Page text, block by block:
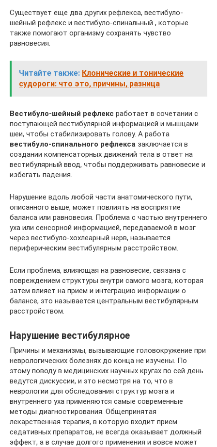
Существует еще два других рефлекса, вестибуло-
шейный рефлекс и вестибуло-спинальный , которые
также помогают организму сохранять чувство
равновесия.
Читайте также: Клонические и тонические
судороги: что это, причины, разница
Вестибуло-шейный рефлекс работает в сочетании с
поступающей вестибулярной информацией и мышцами
шеи, чтобы стабилизировать голову. А работа
вестибуло-спинального рефлекса заключается в
создании компенсаторных движений тела в ответ на
вестибулярный ввод, чтобы поддерживать равновесие и
избегать падения.
Нарушение вдоль любой части анатомического пути,
описанного выше, может повлиять на восприятие
баланса или равновесия. Проблема с частью внутреннего
уха или сенсорной информацией, передаваемой в мозг
через вестибуло-хохлеарный нерв, называется
периферическим вестибулярным расстройством.
Если проблема, влияющая на равновесие, связана с
повреждением структуры внутри самого мозга, которая
затем влияет на прием и интеграцию информации о
балансе, это называется центральным вестибулярным
расстройством.
Нарушение вестибулярное
Причины и механизмы, вызывающие головокружение при
неврологических болезнях до конца не изучены. По
этому поводу в медицинских научных кругах по сей день
ведутся дискуссии, и это несмотря на то, что в
неврологии для обследования структур мозга и
внутреннего уха применяются самые современные
методы диагностирования. Общепринятая
лекарственная терапия, в которую входит прием
седативных препаратов, не всегда оказывает должный
эффект, а в случае долгого применения и вовсе может